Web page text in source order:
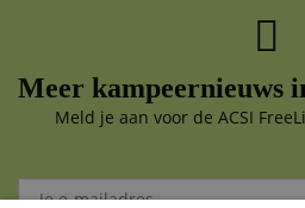
Meer kampeernieuws
Meld je aan voor de ACSI